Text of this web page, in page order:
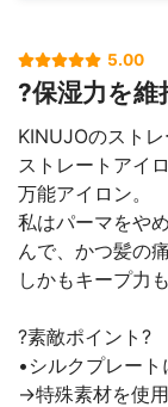
5.00
?保湿力を
KINUJOのスト
ストレートアイ
万能アイロン。
私はパーマをや
んで、かつ髪の
しかもキープ力
?素敵ポイント?
•シルクプレート
→特殊素材を使